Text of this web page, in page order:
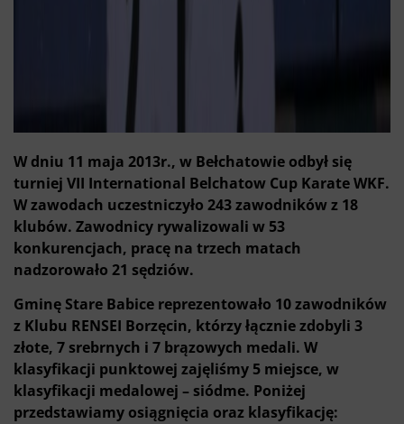
W dniu 11 maja 2013r., w Bełchatowie odbył się
turniej VII International Belchatow Cup Karate WKF.
W zawodach uczestniczyło 243 zawodników z 18
klubów. Zawodnicy rywalizowali w 53
konkurencjach, pracę na trzech matach
nadzorowało 21 sędziów.
Gminę Stare Babice reprezentowało 10 zawodników
z Klubu RENSEI Borzęcin, którzy łącznie zdobyli 3
złote, 7 srebrnych i 7 brązowych medali. W
klasyfikacji punktowej zajęliśmy 5 miejsce, w
klasyfikacji medalowej – siódme. Poniżej
przedstawiamy osiągnięcia oraz klasyfikację: